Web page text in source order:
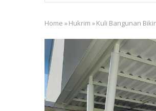
Breadcrumb
Home »Hukrim »Kuli Bangunan